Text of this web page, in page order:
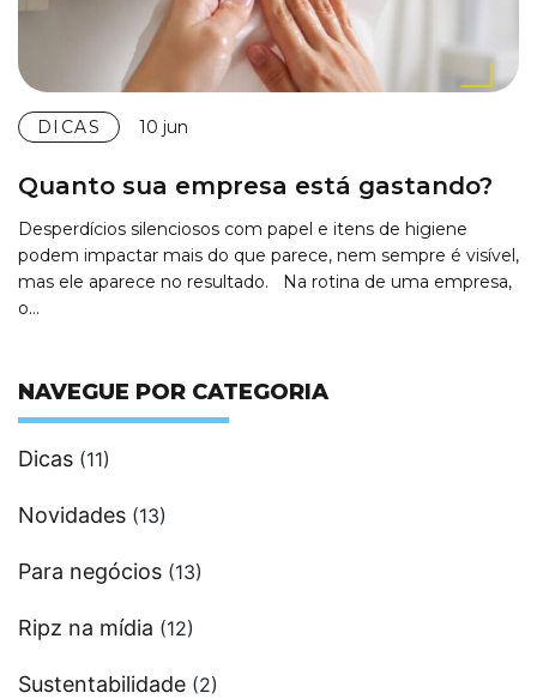
DICAS 10 jun
Quanto sua empresa está gastando?
Desperdícios silenciosos com papel e itens de higiene
podem impactar mais do que parece, nem sempre é visível,
mas ele aparece no resultado. Na rotina de uma empresa,
o…
NAVEGUE POR CATEGORIA
Dicas (11)
Novidades (13)
Para negócios (13)
Ripz na mídia (12)
Sustentabilidade (2)